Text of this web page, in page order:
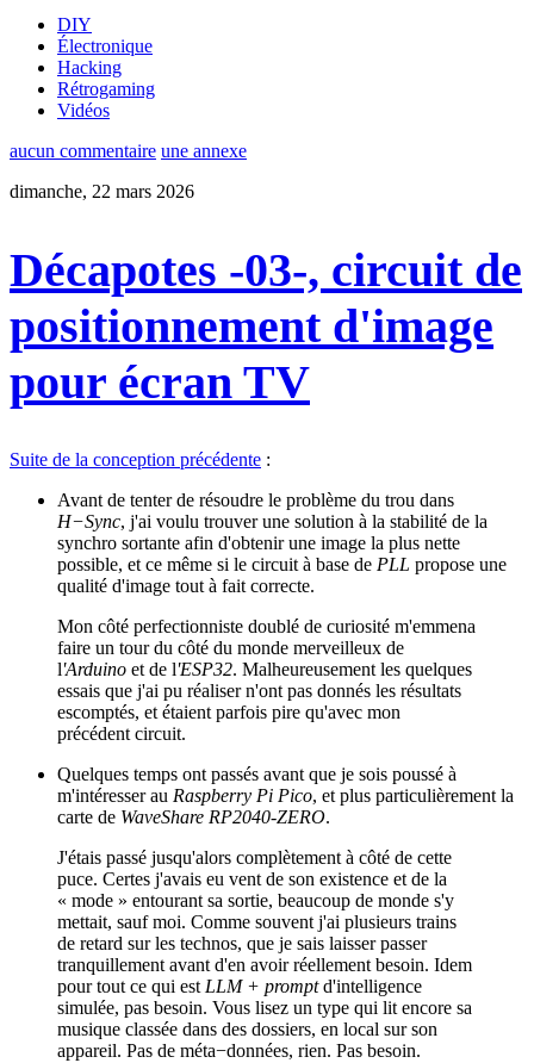
DIY
Électronique
Hacking
Rétrogaming
Vidéos
aucun commentaire une annexe
dimanche, 22 mars 2026
Décapotes -03-, circuit de
positionnement d'image
pour écran TV
Suite de la conception précédente :
Avant de tenter de résoudre le problème du trou dans
H−Sync, j'ai voulu trouver une solution à la stabilité de la
synchro sortante afin d'obtenir une image la plus nette
possible, et ce même si le circuit à base de PLL propose une
qualité d'image tout à fait correcte.
Mon côté perfectionniste doublé de curiosité m'emmena
faire un tour du côté du monde merveilleux de
l'Arduino et de l'ESP32. Malheureusement les quelques
essais que j'ai pu réaliser n'ont pas donnés les résultats
escomptés, et étaient parfois pire qu'avec mon
précédent circuit.
Quelques temps ont passés avant que je sois poussé à
m'intéresser au Raspberry Pi Pico, et plus particulièrement la
carte de WaveShare RP2040-ZERO.
J'étais passé jusqu'alors complètement à côté de cette
puce. Certes j'avais eu vent de son existence et de la
« mode » entourant sa sortie, beaucoup de monde s'y
mettait, sauf moi. Comme souvent j'ai plusieurs trains
de retard sur les technos, que je sais laisser passer
tranquillement avant d'en avoir réellement besoin. Idem
pour tout ce qui est LLM + promptd'intelligence
simulée, pas besoin. Vous lisez un type qui lit encore sa
musique classée dans des dossiers, en local sur son
appareil. Pas de méta−données, rien. Pas besoin.